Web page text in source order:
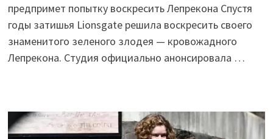
предпримет попытку воскресить Лепрекона Спустя
годы затишья Lionsgate решила воскресить своего
знаменитого зеленого злодея — кровожадного
Лепрекона. Студия официально анонсировала …